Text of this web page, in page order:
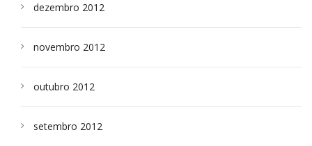
dezembro 2012
novembro 2012
outubro 2012
setembro 2012